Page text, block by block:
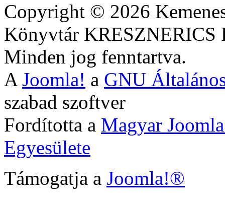
Copyright © 2026
Könyvtár
Minden jog fenntartva.
A Joomla! a GNU
szabad szoftver
Fordította a Magyar
Egyesülete
Támogatja a Joomla!®